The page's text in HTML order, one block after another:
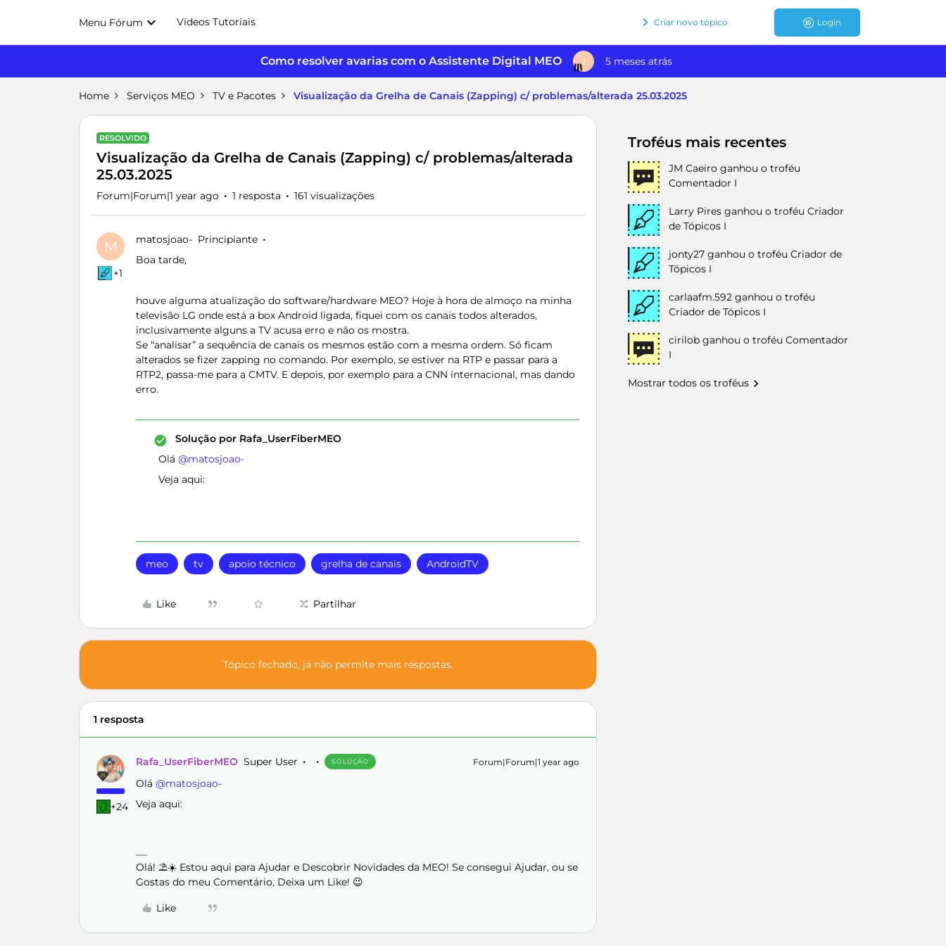
Menu Fórum Vídeos Tutoriais Criar novo tópico Login
Como resolver avarias com o Assistente Digital MEO J 5 meses atrás
Home Serviços MEO TV e Pacotes Visualização da Grelha de Canais (Zapping) c/ problemas/alterada 25.03.2025
RESOLVIDO
Visualização da Grelha de Canais (Zapping) c/ problemas/alterada
25.03.2025
Forum|Forum|1 year ago 1 resposta 161 visualizações
M
+1
matosjoao- Principiante
Boa tarde,
houve alguma atualização do software/hardware MEO? Hoje à hora de almoço na minha
televisão LG onde está a box Android ligada, fiquei com os canais todos alterados,
inclusivamente alguns a TV acusa erro e não os mostra.
Se “analisar” a sequência de canais os mesmos estão com a mesma ordem. Só ficam
alterados se fizer zapping no comando. Por exemplo, se estiver na RTP e passar para a
RTP2, passa-me para a CMTV. E depois, por exemplo para a CNN internacional, mas dando
erro.
Solução por Rafa_UserFiberMEO
Olá ​ @matosjoao-
Veja aqui:
meo tv apoio técnico grelha de canais AndroidTV
Like Partilhar
Tópico fechado, já não permite mais respostas.
1 resposta
+24
Rafa_UserFiberMEO Super User SOLUÇÃO Forum|Forum|1 year ago
Olá ​ @matosjoao-
Veja aqui:
Olá! ⛱️☀️ Estou aqui para Ajudar e Descobrir Novidades da MEO! Se consegui Ajudar, ou se
Gostas do meu Comentário, Deixa um Like! 😉
Like
Troféus mais recentes
JM Caeiro ganhou o troféu
Comentador I
Larry Pires ganhou o troféu Criador
de Tópicos I
jonty27 ganhou o troféu Criador de
Tópicos I
carlaafm.592 ganhou o troféu
Criador de Tópicos I
cirilob ganhou o troféu Comentador
I
Mostrar todos os troféus